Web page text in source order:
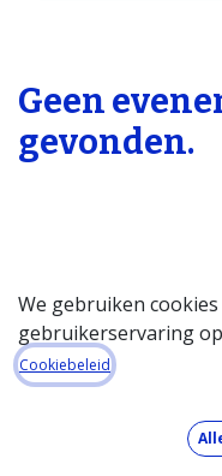
Geen
gevonden.
Startpagina
Over de databank
Wat kost de databank?
Hoe werkt de databank?
We gebruiken
gebruikerservaring
Cookiebeleid